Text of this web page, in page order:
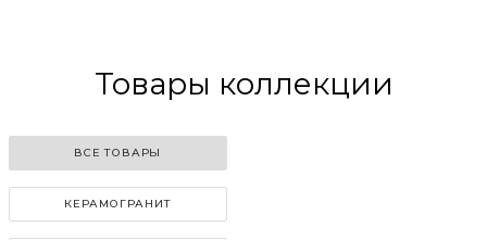
Товары коллекции
ВСЕ ТОВАРЫ
КЕРАМОГРАНИТ